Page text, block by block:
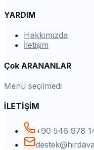
YARDIM
Hakkımızda
İletişim
Çok ARANANLAR
Menü seçilmedi
İLETİŞİM
+90 546 978